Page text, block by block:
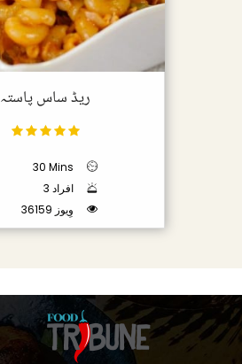
ریڈ ساس پاستہ
30 Mins
3 افراد
36159 وِیوز